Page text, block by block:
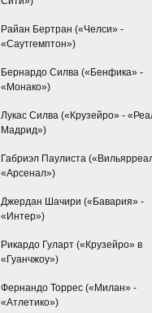
Райан Бертран («Челси» -
«Саутгемптон»)
Бернардо Силва («Бенфика» -
«Монако»)
Лукас Силва («Крузейро» -
Мадрид»)
Габриэл Паулиста
«Арсенал»)
Джердан Шачири («Бавария» -
«Интер»)
Рикардо Гуларт («Крузейро» в
«Гуанчжоу»)
Фернандо Торрес («Милан» -
«Атлетико»)